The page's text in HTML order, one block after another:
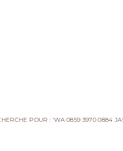
POUR : 'WA 0859 3970 0884